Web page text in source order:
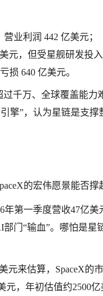
业利润 442 亿美元；
元，但受星舰研发投
损 640 亿美元。
千万、全球覆盖能
擎”，认为星链是支撑
的宏伟愿景能否撑
年第一季度营收47亿
门“输血”。哪怕是
元来估算，SpaceX的
元，年初估值约2500